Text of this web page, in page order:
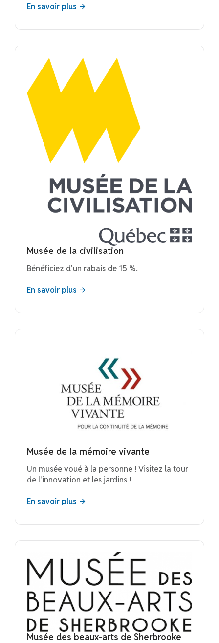
En savoir plus
Musée de la civilisation
Bénéficiez d'un rabais de 15 %.
En savoir plus
Musée de la mémoire vivante
Un musée voué à la personne ! Visitez la tour
de l'innovation et les jardins !
En savoir plus
Musée des beaux-arts de Sherbrooke